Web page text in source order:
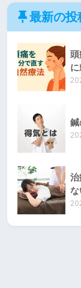
最新の投
頭
鍼
治
な